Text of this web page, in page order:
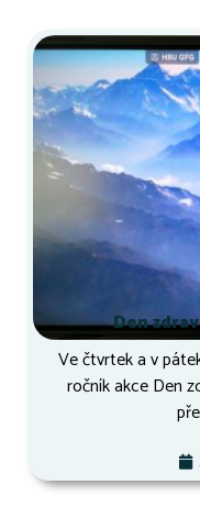
Den
Ve čtvrtek a v
ročník akce Den